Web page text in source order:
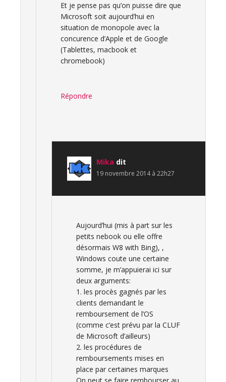
Et je pense pas qu’on puisse dire que
Microsoft soit aujourd’hui en
situation de monopole avec la
concurence d’Apple et de Google
(Tablettes, macbook et
chromebook)
Répondre
Mika dit
19 novembre 2014 à 22h27
Aujourd’hui (mis à part sur les
petits nebook ou elle offre
désormais W8 with Bing), ,
Windows coute une certaine
somme, je m’appuierai ici sur
deux arguments:
1. les procès gagnés par les
clients demandant le
remboursement de l’OS
(comme c’est prévu par la CLUF
de Microsoft d’ailleurs)
2. les procédures de
remboursements mises en
place par certaines marques